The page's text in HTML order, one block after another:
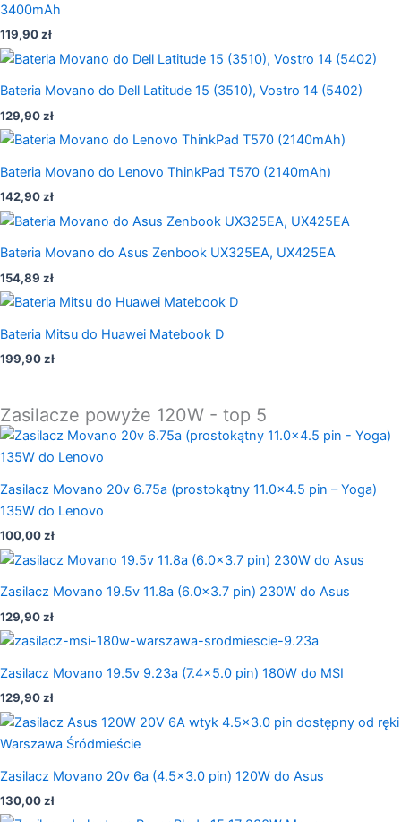
3400mAh
119,90zł
Bateria Movano do Dell Latitude 15 (3510), Vostro 14 (5402)
129,90zł
Bateria Movano do Lenovo ThinkPad T570 (2140mAh)
142,90zł
Bateria Movano do Asus Zenbook UX325EA, UX425EA
154,89 zł
Bateria Mitsu do Huawei Matebook D
199,90zł
Zasilacze powyże 120W - top 5
Zasilacz Movano 20v 6.75a (prostokątny 11.0×4.5 pin – Yoga)
135W do Lenovo
100,00zł
Zasilacz Movano 19.5v 11.8a (6.0×3.7 pin) 230W do Asus
129,90zł
Zasilacz Movano 19.5v 9.23a (7.4×5.0 pin) 180W do MSI
129,90zł
Zasilacz Movano 20v 6a (4.5×3.0 pin) 120W do Asus
130,00zł